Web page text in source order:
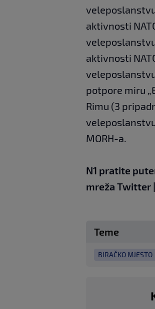
aktivnosti
aktivnosti
potpore miru
Rimu (3
MORH-a.
N1 pratite
mreža Twitter |
Teme
BIRAČKO MJESTO